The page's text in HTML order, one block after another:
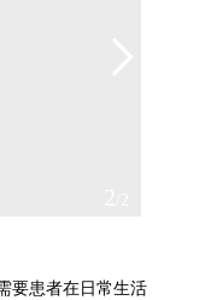
要患者在日常生活